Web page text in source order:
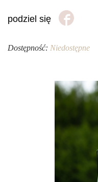
podziel się
Dostępność: Niedostępne